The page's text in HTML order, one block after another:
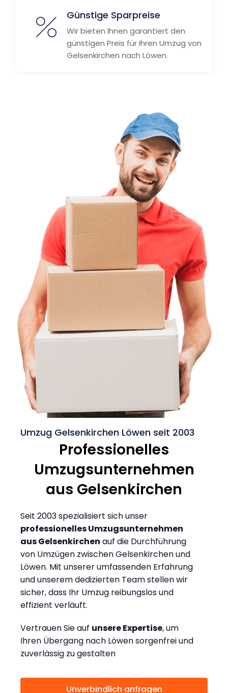
Günstige Sparpreise
Wir bieten Ihnen garantiert den
günstigen Preis für Ihren Umzug von
Gelsenkirchen nach Löwen.
Umzug Gelsenkirchen Löwen seit 2003
Professionelles
Umzugsunternehmen
aus Gelsenkirchen
Seit 2003 spezialisiert sich unser
professionelles Umzugsunternehmen
aus Gelsenkirchen auf die Durchführung
von Umzügen zwischen Gelsenkirchen und
Löwen. Mit unserer umfassenden Erfahrung
und unserem dedizierten Team stellen wir
sicher, dass Ihr Umzug reibungslos und
effizient verläuft.
Vertrauen Sie auf unsere Expertise, um
Ihren Übergang nach Löwen sorgenfrei und
zuverlässig zu gestalten
Unverbindlich anfragen